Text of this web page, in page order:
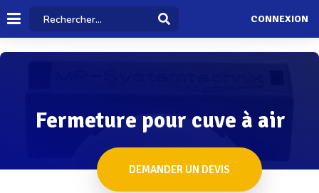
CONNEXION
Fermeture pour cuve à air
DEMANDER UN DEVIS